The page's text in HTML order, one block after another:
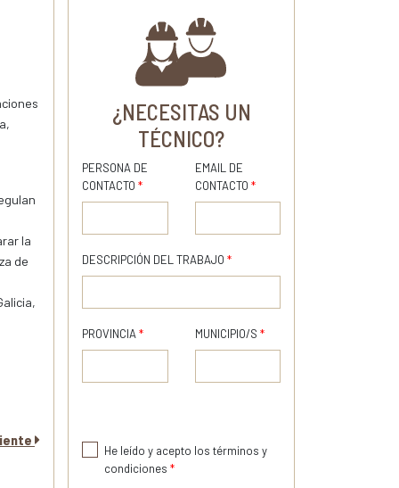
la
de
¿NECESITAS UN
TÉCNICO?
PERSONA DE
CONTACTO *
EMAIL DE
CONTACTO *
DESCRIPCIÓN DEL TRABAJO *
PROVINCIA * MUNICIPIO/S *
He leído y acepto los términos y
condiciones *